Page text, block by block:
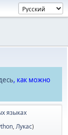
, как можно
языках
,Лукас)